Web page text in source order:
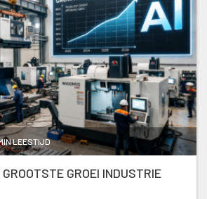
LEESTIJD
GROOTSTE GROEI INDUSTRIE